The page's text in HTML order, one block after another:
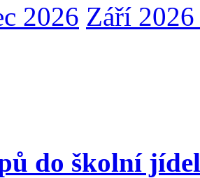
2026 Září
do školní